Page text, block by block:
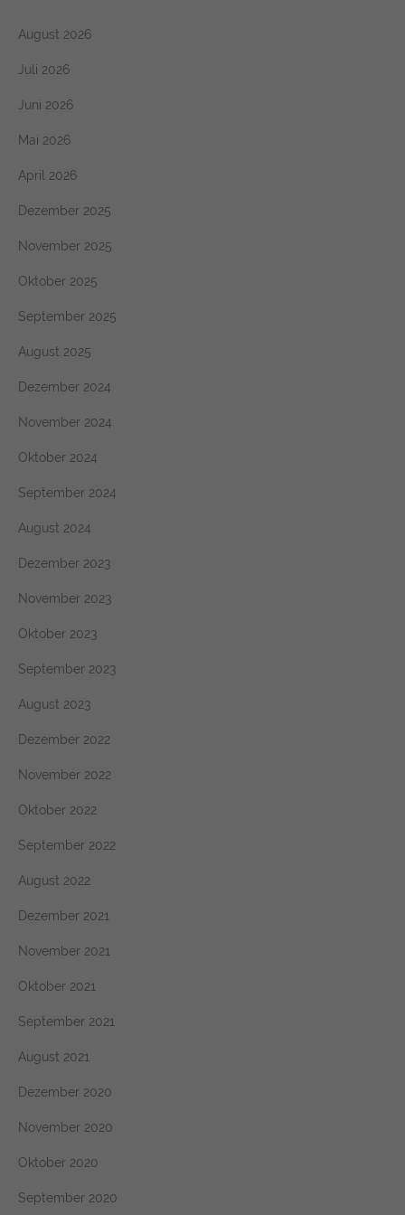
August 2026
Juli 2026
Juni 2026
Mai 2026
April 2026
Dezember 2025
November 2025
Oktober 2025
September 2025
August 2025
Dezember 2024
November 2024
Oktober 2024
September 2024
August 2024
Dezember 2023
November 2023
Oktober 2023
September 2023
August 2023
Dezember 2022
November 2022
Oktober 2022
September 2022
August 2022
Dezember 2021
November 2021
Oktober 2021
September 2021
August 2021
Dezember 2020
November 2020
Oktober 2020
September 2020